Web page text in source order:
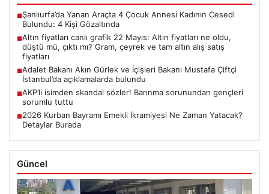
■Şanlıurfa’da Yanan Araçta 4 Çocuk Annesi Kadının Cesedi
Bulundu: 4 Kişi Gözaltında
■Altın fiyatları canlı grafik 22 Mayıs: Altın fiyatları ne oldu,
düştü mü, çıktı mı? Gram, çeyrek ve tam altın alış satış
fiyatları
■Adalet Bakanı Akın Gürlek ve İçişleri Bakanı Mustafa Çiftçi
İstanbul’da açıklamalarda bulundu
■AKP’li isimden skandal sözler! Barınma sorunundan gençleri
sorumlu tuttu
■2026 Kurban Bayramı Emekli İkramiyesi Ne Zaman Yatacak?
Detaylar Burada
Güncel